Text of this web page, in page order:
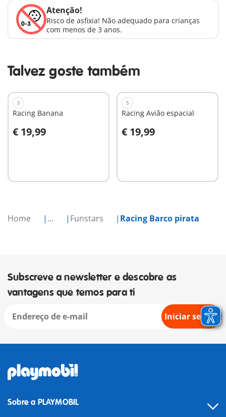
Home ... Funstars Racing Barco pirata
Atenção!
Risco de asfixia! Não adequado para crianças
com menos de 3 anos.
Talvez goste também
S
Racing Banana
€ 19,99
Ao carrinho
S
Racing Avião espacial
€ 19,99
Ao carrinho
Subscreve a newsletter e descobre as
vantagens que temos para ti
Iniciar sessão
Sobre a PLAYMOBIL